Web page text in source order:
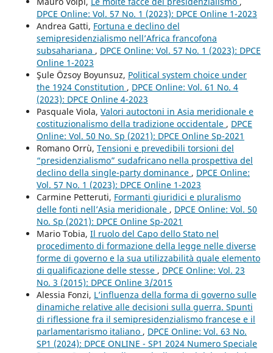
DPCE Online: Vol. 57 No. 1 (2023): DPCE Online 1-2023
Andrea Gatti, Fortuna e declino del
semipresidenzialismo nell’Africa francofona
subsahariana , DPCE Online: Vol. 57 No. 1 (2023): DPCE
Online 1-2023
Şule Özsoy Boyunsuz, Political system choice under
the 1924 Constitution , DPCE Online: Vol. 61 No. 4
(2023): DPCE Online 4-2023
Pasquale Viola, Valori autoctoni in Asia meridionale e
costituzionalismo della tradizione occidentale , DPCE
Online: Vol. 50 No. Sp (2021): DPCE Online Sp-2021
Romano Orrù, Tensioni e prevedibili torsioni del
“presidenzialismo” sudafricano nella prospettiva del
declino della single-party dominance , DPCE Online:
Vol. 57 No. 1 (2023): DPCE Online 1-2023
Carmine Petteruti, Formanti giuridici e pluralismo
delle fonti nell’Asia meridionale , DPCE Online: Vol. 50
No. Sp (2021): DPCE Online Sp-2021
Mario Tobia, Il ruolo del Capo dello Stato nel
procedimento di formazione della legge nelle diverse
forme di governo e la sua utilizzabilità quale elemento
di qualificazione delle stesse , DPCE Online: Vol. 23
No. 3 (2015): DPCE Online 3/2015
Alessia Fonzi, L’influenza della forma di governo sulle
dinamiche relative alle decisioni sulla guerra. Spunti
di riflessione fra il semipresidenzialismo francese e il
parlamentarismo italiano , DPCE Online: Vol. 63 No.
SP1 (2024): DPCE ONLINE - SP1 2024 Numero Speciale